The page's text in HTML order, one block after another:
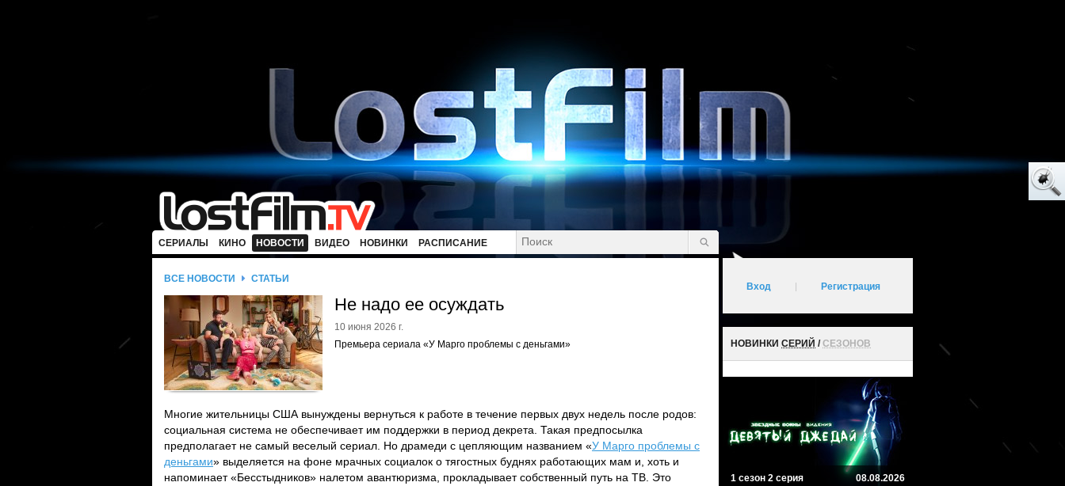
СЕРИАЛЫ КИНО НОВОСТИ ВИДЕО НОВИНКИ РАСПИСАНИЕ
ВСЕ НОВОСТИ СТАТЬИ
Не надо ее осуждать
10 июня 2026 г.
Премьера сериала «У Марго проблемы с деньгами»
Многие жительницы США вынуждены вернуться к работе в течение первых двух недель после родов:
социальная система не обеспечивает им поддержки в период декрета. Такая предпосылка
предполагает не самый веселый сериал. Но драмеди с цепляющим названием «У Марго проблемы с
деньгами» выделяется на фоне мрачных социалок о тягостных буднях работающих мам и, хоть и
напоминает «Бесстыдников» налетом авантюризма, прокладывает собственный путь на ТВ. Это
Вход Регистрация
НОВИНКИ СЕРИЙ /СЕЗОНОВ
1 сезон 2 серия 08.08.2026